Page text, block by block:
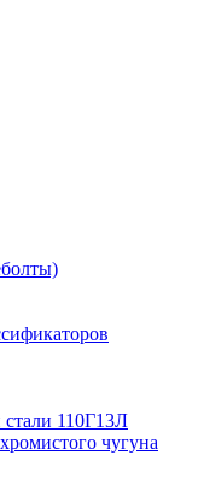
110Г13Л
чугуна